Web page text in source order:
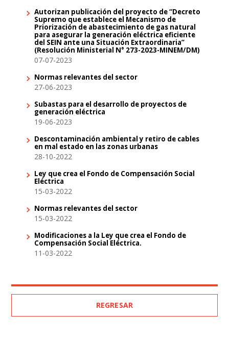
Autorizan publicación del proyecto de “Decreto
Supremo que establece el Mecanismo de
Priorización de abastecimiento de gas natural
para asegurar la generación eléctrica eficiente
del SEIN ante una Situación Extraordinaria”
(Resolución Ministerial N° 273-2023-MINEM/DM)
07-07-2023
Normas relevantes del sector
27-06-2023
Subastas para el desarrollo de proyectos de
generación eléctrica
19-06-2023
Descontaminación ambiental y retiro de cables
en mal estado en las zonas urbanas
28-10-2022
Ley que crea el Fondo de Compensación Social
Eléctrica
15-03-2022
Normas relevantes del sector
15-03-2022
Modificaciones a la Ley que crea el Fondo de
Compensación Social Eléctrica.
11-03-2022
REGRESAR